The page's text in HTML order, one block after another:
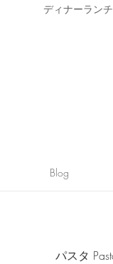
ディナーラン
Blog
パスタ